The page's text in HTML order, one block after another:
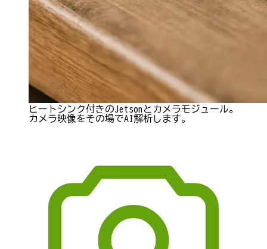
ヒートシンク付きのJetsonとカメラモジュール。
カメラ映像をその場でAI解析します。